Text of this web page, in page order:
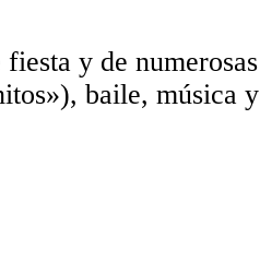
y de numerosas
baile, música y